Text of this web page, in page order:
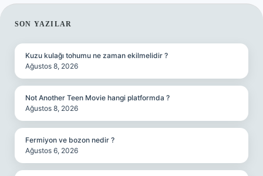
SIDEBAR
SON YAZILAR
Kuzu kulağı tohumu ne zaman ekilmelidir ?
Ağustos 8, 2026
Not Another Teen Movie hangi platformda ?
Ağustos 8, 2026
Fermiyon ve bozon nedir ?
Ağustos 6, 2026